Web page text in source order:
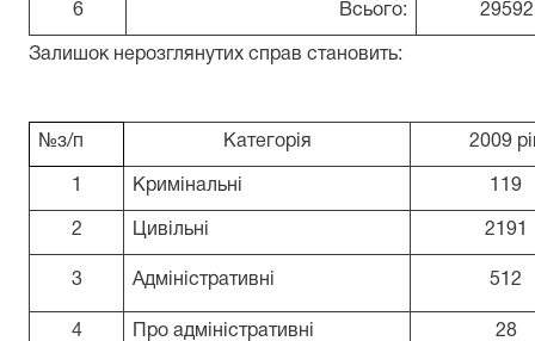
6 Всього: 29592
Залишок нерозглянутих справ становить:
№з/п Категорія 2009
Кримінальні 119
2 Цивільні 2191
3 Адміністративні 512
4
Про адміністративні
28